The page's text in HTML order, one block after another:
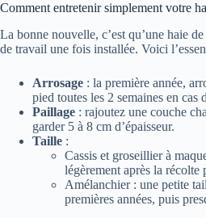
Comment entretenir simplement votre
La bonne nouvelle, c’est qu’une haie
de travail une fois installée. Voici
Arrosage : la première année,
pied toutes les 2 semaines en cas
Paillage : rajoutez une couche
garder 5 à 8 cm d’épaisseur.
Taille :
Cassis et groseillier à
légèrement après la récolte
Amélanchier : une petite
premières années, puis